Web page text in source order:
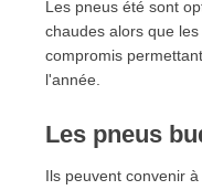
Les pneus été sont
chaudes alors que
compromis
l'année.
Les pneus
Ils peuvent convenir